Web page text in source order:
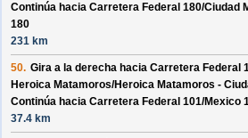
Continúa hacia Carretera Federal 180/Ciudad
180
231 km
50. Gira a la derecha hacia Carretera Federal
Heroica Matamoros/Heroica Matamoros -
Continúa hacia Carretera Federal 101/Mexico
37.4 km